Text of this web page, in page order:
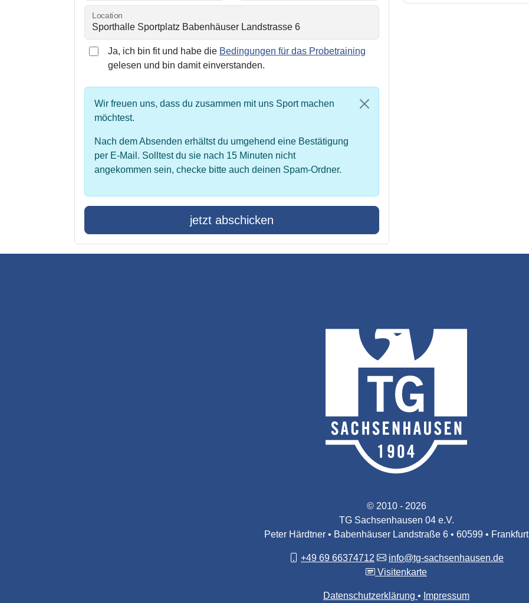
Location
Ja, ich bin fit und habe die Bedingungen für das Probetraining
gelesen und bin damit einverstanden.
Wir freuen uns, dass du zusammen mit uns Sport machen
möchtest.
Nach dem Absenden erhältst du umgehend eine Bestätigung
per E-Mail. Solltest du sie nach 15 Minuten nicht
angekommen sein, checke bitte auch deinen Spam-Ordner.
jetzt abschicken
© 2010 - 2026
TG Sachsenhausen 04 e.V.
Peter Härdtner • Babenhäuser Landstraße 6 • 60599 • Frankfurt
+49 69 66374712
info@tg-sachsenhausen.de
Visitenkarte
Datenschutzerklärung Impressum